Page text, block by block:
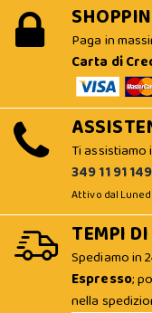
Paga in
Carta di
Ti
349 11 91 149
Attivo dal
TEMPI
Spediamo in
Espresso;
nella